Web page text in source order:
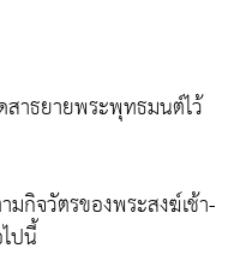
สาธยายพระพุทธมนต์ไว้
กิจวัตรของพระสงฆ์เช้า-
ปนี้